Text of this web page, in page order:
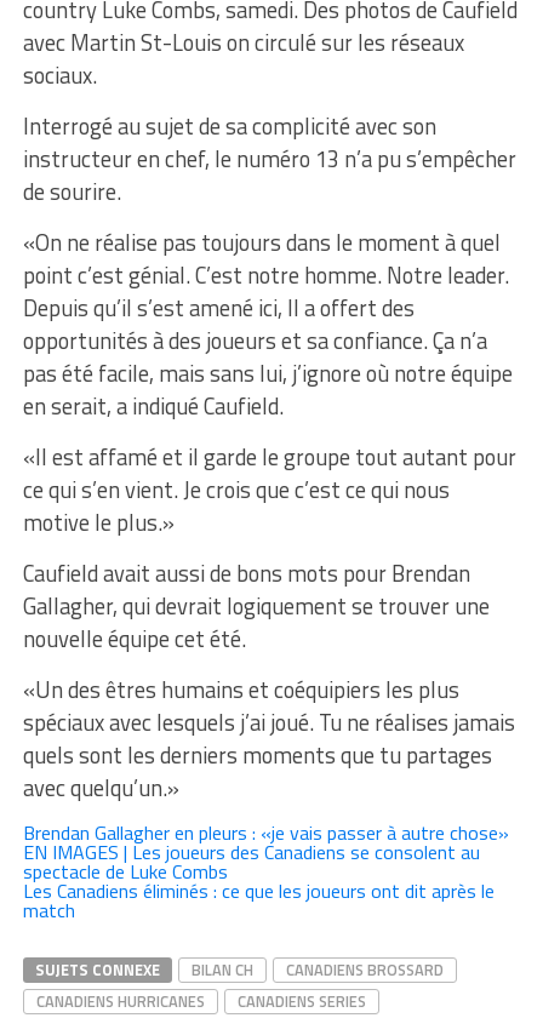
country Luke Combs, samedi. Des photos de Caufield
avec Martin St-Louis on circulé sur les réseaux
sociaux.
Interrogé au sujet de sa complicité avec son
instructeur en chef, le numéro 13 n’a pu s’empêcher
de sourire.
«On ne réalise pas toujours dans le moment à quel
point c’est génial. C’est notre homme. Notre leader.
Depuis qu’il s’est amené ici, Il a offert des
opportunités à des joueurs et sa confiance. Ça n’a
pas été facile, mais sans lui, j’ignore où notre équipe
en serait, a indiqué Caufield.
«Il est affamé et il garde le groupe tout autant pour
ce qui s’en vient. Je crois que c’est ce qui nous
motive le plus.»
Caufield avait aussi de bons mots pour Brendan
Gallagher, qui devrait logiquement se trouver une
nouvelle équipe cet été.
«Un des êtres humains et coéquipiers les plus
spéciaux avec lesquels j’ai joué. Tu ne réalises jamais
quels sont les derniers moments que tu partages
avec quelqu’un.»
Brendan Gallagher en pleurs : «je vais passer à autre chose»
EN IMAGES | Les joueurs des Canadiens se consolent au
spectacle de Luke Combs
Les Canadiens éliminés : ce que les joueurs ont dit après le
match
SUJETS CONNEXE BILAN CH
CANADIENS BROSSARD
CANADIENS HURRICANES
CANADIENS SERIES